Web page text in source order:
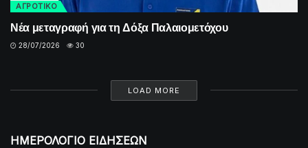
ΑΓΡΟΤΙΚΟ
Νέα μεταγραφή για τη Δόξα Παλαιομετόχου
28/07/2026 30
LOAD MORE
ΗΜΕΡΟΛΟΓΙΟ ΕΙΔΗΣΕΩΝ